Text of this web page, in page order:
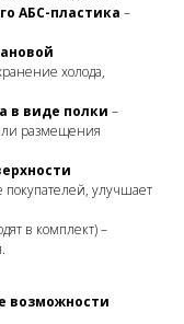
АБС-пластика –
холода,
в виде полки –
размещения
улучшает
в комплект) –
возможности